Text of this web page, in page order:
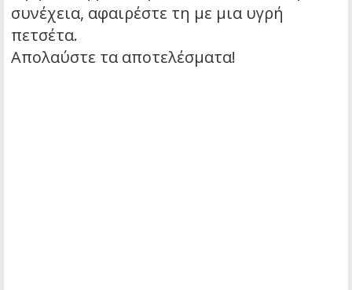
συνέχεια, αφαιρέστε τη με μια υγρή
πετσέτα.
Απολαύστε τα αποτελέσματα!